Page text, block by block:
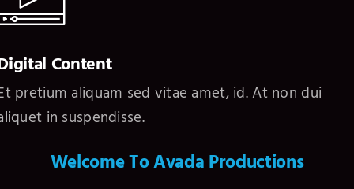
Content
pretium aliquam sed vitae amet, id. At non dui
in suspendisse.
Welcome To Avada Productions